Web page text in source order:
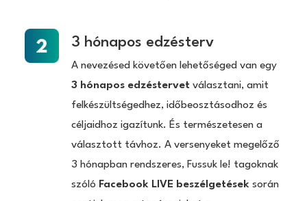
3 hónapos edzésterv
A nevezésed követően lehetőséged van egy
3 hónapos edzéstervet választani, amit
felkészültségedhez, időbeosztásodhoz és
céljaidhoz igazítunk. És természetesen a
választott távhoz. A versenyeket megelőző
3 hónapban rendszeres, Fussuk le! tagoknak
szóló Facebook LIVE beszélgetések során